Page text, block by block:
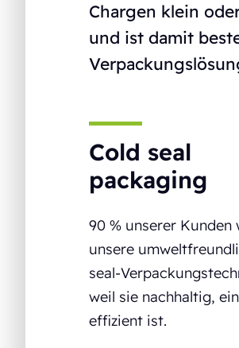
Chargen klein
und ist damit
Cold seal
packaging
90 % unserer Kunden
unsere
seal-
weil sie nachhaltig,
effizient ist.